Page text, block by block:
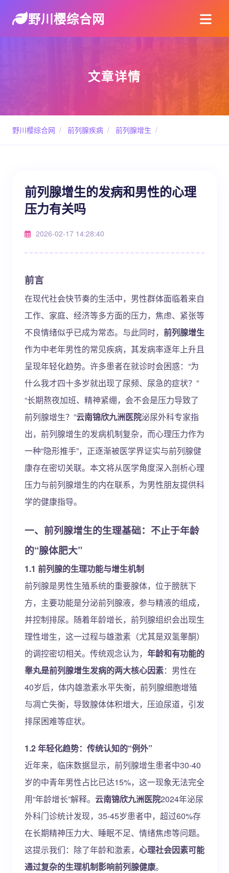
野川樱综合网
文章详情
野川樱综合网 / 前列腺疾病 / 前列腺增生 /
前列腺增生的发病和男性的心理
压力有关吗
2026-02-17 14:28:40
前言
在现代社会快节奏的生活中，男性群体面临着来自
工作、家庭、经济等多方面的压力，焦虑、紧张等
不良情绪似乎已成为常态。与此同时， 前列腺增生
作为中老年男性的常见疾病，其发病率逐年上升且
呈现年轻化趋势。许多患者在就诊时会困惑：“为
什么我才四十多岁就出现了尿频、尿急的症状？”
“长期熬夜加班、精神紧绷，会不会是压力导致了
前列腺增生？”云南锦欣九洲医院泌尿外科专家指
出，前列腺增生的发病机制复杂，而心理压力作为
一种“隐形推手”，正逐渐被医学界证实与前列腺健
康存在密切关联。本文将从医学角度深入剖析心理
压力与前列腺增生的内在联系，为男性朋友提供科
学的健康指导。
一、前列腺增生的生理基础：不止于年龄
的“腺体肥大”
1.1 前列腺的生理功能与增生机制
前列腺是男性生殖系统的重要腺体，位于膀胱下
方，主要功能是分泌前列腺液，参与精液的组成，
并控制排尿。随着年龄增长，前列腺组织会出现生
理性增生，这一过程与雄激素（尤其是双氢睾酮）
的调控密切相关。传统观念认为， 年龄和有功能的
睾丸是前列腺增生发病的两大核心因素：男性在
40岁后，体内雄激素水平失衡，前列腺细胞增殖
与凋亡失衡，导致腺体体积增大，压迫尿道，引发
排尿困难等症状。
1.2 年轻化趋势：传统认知的“例外”
近年来，临床数据显示，前列腺增生患者中30-40
岁的中青年男性占比已达15%，这一现象无法完全
用“年龄增长”解释。 云南锦欣九洲医院2024年泌尿
外科门诊统计发现，35-45岁患者中，超过60%存
在长期精神压力大、睡眠不足、情绪焦虑等问题。
这提示我们：除了年龄和激素， 心理社会因素可能
通过复杂的生理机制影响前列腺健康。